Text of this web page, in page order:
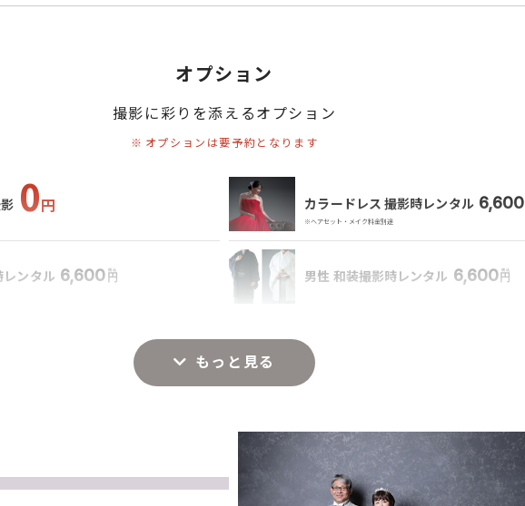
オプション
撮影に彩りを添えるオプション
オプションは要予約となります
0円 カラードレス 撮影時レンタル 6,600
※ヘアセット・メイク料金別途
レンタル 6,600 円 男性 和装撮影時レンタル 6,600 円
女性 ヘアセット
お孫さん
洋装1着 撮影時レンタル
3,300 円